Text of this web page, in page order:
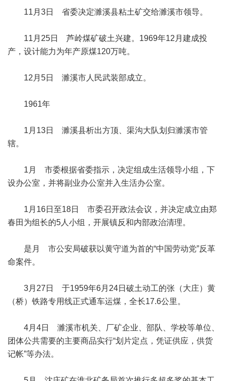
11月3日 省委决定濉溪县粘土矿交给濉溪市领导。
11月25日 芦岭煤矿破土兴建。1969年12月建成投
产，设计能力为年产原煤120万吨。
12月5日 濉溪市人民武装部成立。
1961年
1月13日 濉溪县析出方顶、渠沟大队划归濉溪市管
辖。
1月 市委根据省委指示，决定组成生活领导小组，下
设办公室，并将副业办公室并入生活办公室。
1月16日至18日 市委召开政法会议，并决定成立由郑
春田为组长的5人小组，开展镇反和内部政治清理。
是月 市公安局破获以黄守道为首的“中国劳动党”反革
命案件。
3月27日 于1959年6月24日破土动工的张（大庄）黄
（桥）铁路专用线正式通车运煤，全长17.6公里。
4月4日 濉溪市机关、厂矿企业、部队、学校等单位、
团体公共需要的主要商品实行“划片定点，凭证供应，供货
记帐”等办法。